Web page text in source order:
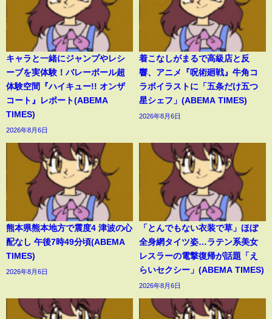
キャラと一緒にジャンプやレシ
ーブを実体験！バレーボール超
体験空間『ハイキュー!! オンザ
コート』レポート(ABEMA
TIMES)
2026年8月6日
着こなしがまるで高級店と反
響、アニメ『呪術廻戦』牛角コ
ラボイラストに「五条だけ五つ
星シェフ」(ABEMA TIMES)
2026年8月6日
熊本県熊本地方で震度4 津波の心
配なし 午後7時49分頃(ABEMA
TIMES)
2026年8月6日
「とんでもない衣装で草」ほぼ
全身網タイツ姿…ラテン系美女
レスラーの電撃復帰が話題「え
らいセクシー」(ABEMA TIMES)
2026年8月6日